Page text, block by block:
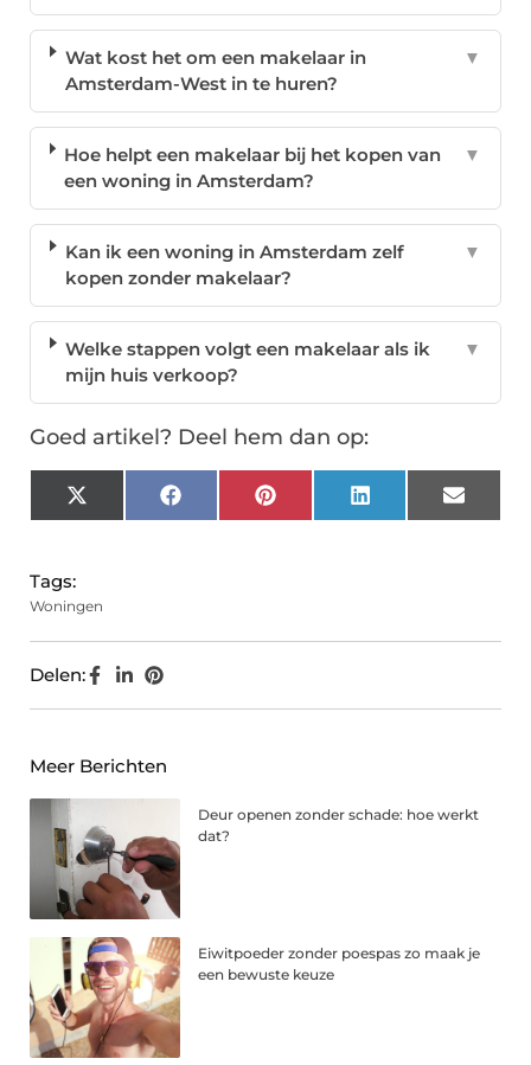
Wat kost het om een makelaar in
Amsterdam-West in te huren?
▼
Hoe helpt een makelaar bij het kopen van
een woning in Amsterdam?
▼
Kan ik een woning in Amsterdam zelf
kopen zonder makelaar?
▼
Welke stappen volgt een makelaar als ik
mijn huis verkoop?
▼
Goed artikel? Deel hem dan op:
X
(Twitter)
FacebookPinterest LinkedIn Email
Tags:
Woningen
Delen:
Meer Berichten
Deur openen zonder schade: hoe werkt
dat?
Eiwitpoeder zonder poespas zo maak je
een bewuste keuze